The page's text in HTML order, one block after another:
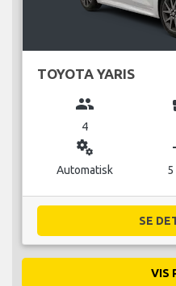
TOYOTA YARIS
group
4
miscellaneous_services
Automatisk 5
SE
VIS